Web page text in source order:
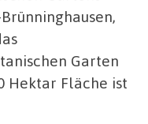
Garten
Hektar Fläche ist